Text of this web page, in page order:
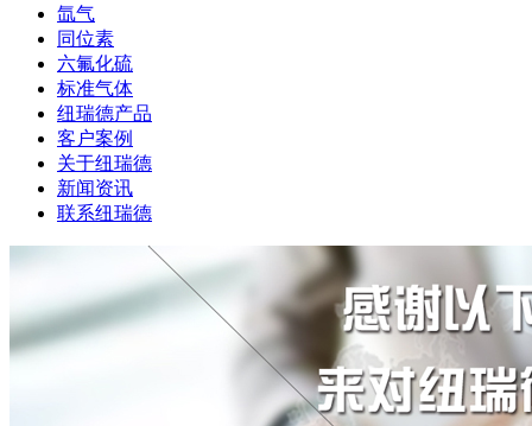
氙气
同位素
六氟化硫
标准气体
纽瑞德产品
客户案例
关于纽瑞德
新闻资讯
联系纽瑞德